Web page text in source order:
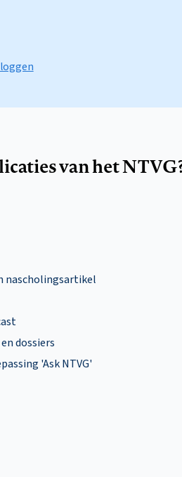
van het
nascholingsartikel
dossiers
'Ask NTVG'